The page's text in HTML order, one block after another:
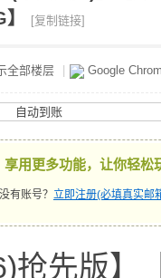
[复制链接]
全部楼层 Google
自动到账
用更多功能，让你轻松
有账号？ 立即注册(必填真实邮
抢先版